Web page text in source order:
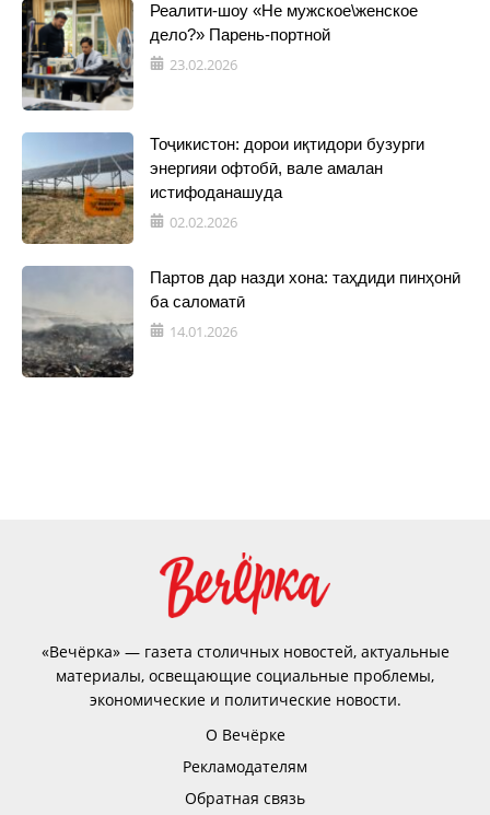
Реалити-шоу «Не мужское\женское
дело?» Парень-портной
23.02.2026
Тоҷикистон: дорои иқтидори бузурги
энергияи офтобӣ, вале амалан
истифоданашуда
02.02.2026
Партов дар назди хона: таҳдиди пинҳонӣ
ба саломатӣ
14.01.2026
«Вечёрка» — газета столичных новостей, актуальные
материалы, освещающие социальные проблемы,
экономические и политические новости.
О Вечёрке
Рекламодателям
Обратная связь